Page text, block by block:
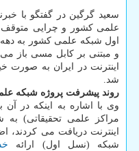
سعید گرگین در گفتگو با
علمی کشور و چرایی متوقف
و مبتنی بر کابل مسی باز می
اینترنت در ایران به صورت
شد.
روند پیشرفت پروژه شبکه علمی در
مراکز علمی تحقیقاتی)
اینترنت دریافت می کردند،
شبکه (نسل اول) ارائه